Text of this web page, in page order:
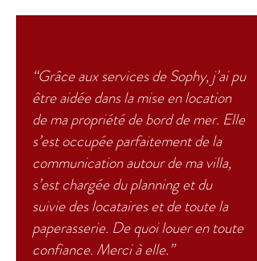
“Grâce aux services de Sophy, j’ai pu
être aidée dans la mise en location
de ma propriété de bord de mer. Elle
s’est occupée parfaitement de la
communication autour de ma villa,
s’est chargée du planning et du
suivie des locataires et de toute la
paperasserie. De quoi louer en toute
confiance. Merci à elle.”